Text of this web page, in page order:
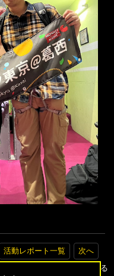
活動レポート一覧
次へ
▲トップへ戻る